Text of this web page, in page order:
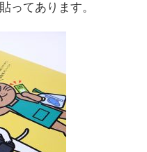
ってあります。